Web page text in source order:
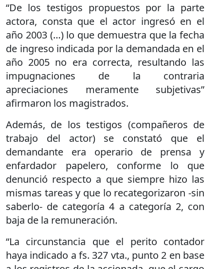
“De los testigos propuestos por la parte
actora, consta que el actor ingresó en el
año 2003 (…) lo que demuestra que la fecha
de ingreso indicada por la demandada en el
año 2005 no era correcta, resultando las
impugnaciones de la contraria
apreciaciones meramente subjetivas”
afirmaron los magistrados.
Además, de los testigos (compañeros de
trabajo del actor) se constató que el
demandante era operario de prensa y
enfardador papelero, conforme lo que
denunció respecto a que siempre hizo las
mismas tareas y que lo recategorizaron -sin
saberlo- de categoría 4 a categoría 2, con
baja de la remuneración.
“La circunstancia que el perito contador
haya indicado a fs. 327 vta., punto 2 en base